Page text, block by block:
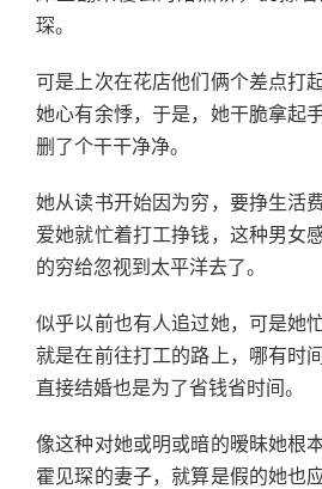
琛。
可是上次在花店他们俩个差点打
她心有余悸，于是，她干脆拿起
删了个干干净净。
她从读书开始因为穷，要挣生活
爱她就忙着打工挣钱，这种男女
的穷给忽视到太平洋去了。
似乎以前也有人追过她，可是她
就是在前往打工的路上，哪有时
直接结婚也是为了省钱省时间。
像这种对她或明或暗的暧昧她根
霍见琛的妻子，就算是假的她也